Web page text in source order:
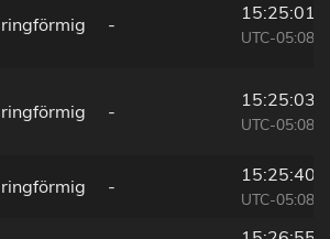
ringförmig -
15:25:01
UTC-05:08
ringförmig -
15:25:03
UTC-05:08
ringförmig -
15:25:40
UTC-05:08